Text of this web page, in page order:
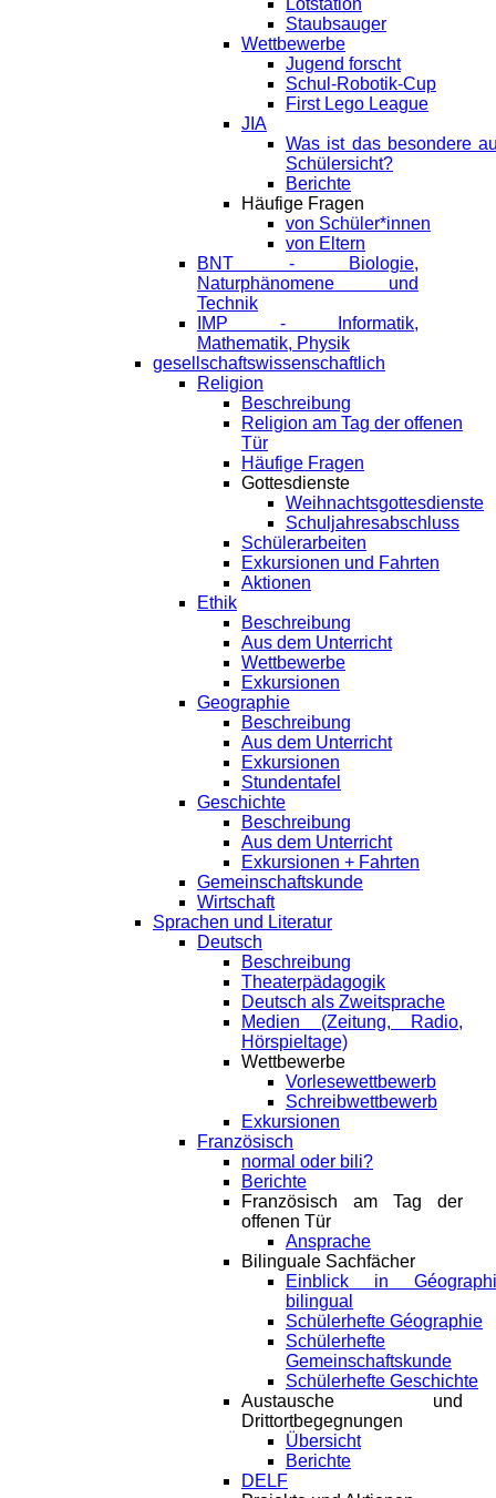
Lötstation
Staubsauger
Wettbewerbe
Jugend forscht
Schul-Robotik-Cup
First Lego League
JIA
Was ist das besondere
Schülersicht?
Berichte
Häufige Fragen
von Schüler*innen
von Eltern
BNT - Biologie,
Naturphänomene und
Technik
IMP - Informatik,
Mathematik, Physik
gesellschaftswissenschaftlich
Religion
Beschreibung
Religion am Tag der offenen
Tür
Häufige Fragen
Gottesdienste
Weihnachtsgottesdienste
Schuljahresabschluss
Schülerarbeiten
Exkursionen und Fahrten
Aktionen
Ethik
Beschreibung
Aus dem Unterricht
Wettbewerbe
Exkursionen
Geographie
Beschreibung
Aus dem Unterricht
Exkursionen
Stundentafel
Geschichte
Beschreibung
Aus dem Unterricht
Exkursionen + Fahrten
Gemeinschaftskunde
Wirtschaft
Sprachen und Literatur
Deutsch
Beschreibung
Theaterpädagogik
Deutsch als Zweitsprache
Medien (Zeitung, Radio,
Hörspieltage)
Wettbewerbe
Vorlesewettbewerb
Schreibwettbewerb
Exkursionen
Französisch
normal oder bili?
Berichte
Französisch am Tag der
offenen Tür
Ansprache
Bilinguale Sachfächer
Einblick in
bilingual
Schülerhefte Géographie
Schülerhefte
Gemeinschaftskunde
Schülerhefte Geschichte
Austausche und
Drittortbegegnungen
Übersicht
Berichte
DELF